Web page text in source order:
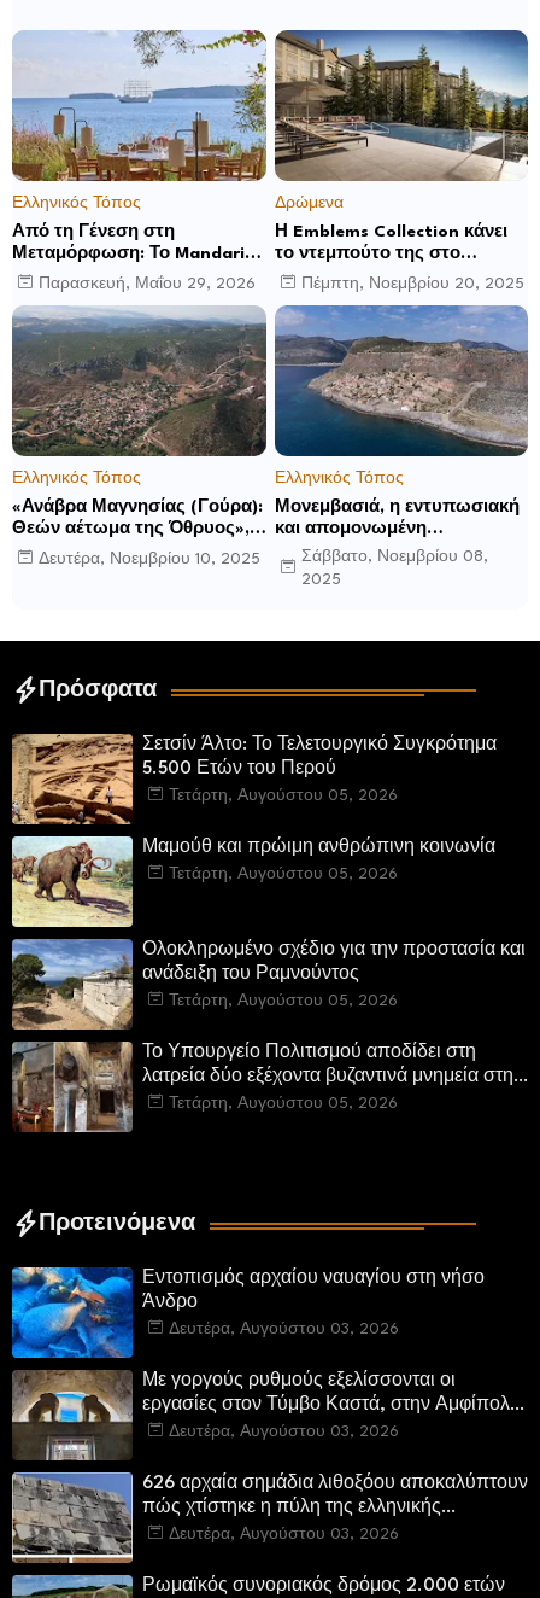
Ελληνικός Τόπος
Από τη Γένεση στη
Μεταμόρφωση: Το Mandarin
Oriental, Costa Navarino
αποκαλύπτει μια νέα σεζόν
βιωματικών εμπειριών
Παρασκευή, Μαΐου 29, 2026
Δρώμενα
Η Emblems Collection κάνει
το ντεμπούτο της στο
Ηνωμένο Βασίλειο με το
Luckham Park Hotel & Spa
και ανακοινώνει άλλα έξι
ανοίγματα για το 2026 και
μετά
Πέμπτη, Νοεμβρίου 20, 2025
Ελληνικός Τόπος
«Ανάβρα Μαγνησίας (Γούρα):
Θεών αέτωμα της Όθρυος»,
γράφει ο Δημήτρης Β.
Καρέλης
Δευτέρα, Νοεμβρίου 10, 2025
Ελληνικός Τόπος
Μονεμβασιά, η εντυπωσιακή
και απομονωμένη
οχυρωμένη πόλη που
ιδρύθηκε από τους
Σάββατο, Νοεμβρίου 08,
2025
Πρόσφατα
Σετσίν Άλτο: Το Τελετουργικό Συγκρότημα
5.500 Ετών του Περού
Τετάρτη, Αυγούστου 05, 2026
Μαμούθ και πρώιμη ανθρώπινη κοινωνία
Τετάρτη, Αυγούστου 05, 2026
Ολοκληρωμένο σχέδιο για την προστασία και
ανάδειξη του Ραμνούντος
Τετάρτη, Αυγούστου 05, 2026
Το Υπουργείο Πολιτισμού αποδίδει στη
λατρεία δύο εξέχοντα βυζαντινά μνημεία στην
Καστοριά και έπεται το αποκαταστημένο
Τετάρτη, Αυγούστου 05, 2026
Προτεινόμενα
Εντοπισμός αρχαίου ναυαγίου στη νήσο
Άνδρο
Δευτέρα, Αυγούστου 03, 2026
Με γοργούς ρυθμούς εξελίσσονται οι
εργασίες στον Τύμβο Καστά, στην Αμφίπολη.
Αποδίδονται μνημεία της πόλης
Δευτέρα, Αυγούστου 03, 2026
626 αρχαία σημάδια λιθοξόου αποκαλύπτουν
πώς χτίστηκε η πύλη της ελληνικής
Πτολεμαΐδας στη Λιβύη
Δευτέρα, Αυγούστου 03, 2026
Ρωμαϊκός συνοριακός δρόμος 2.000 ετών